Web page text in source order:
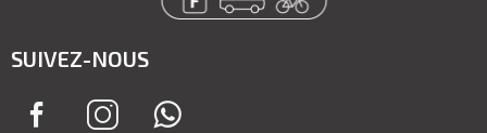
SUIVEZ-NOUS